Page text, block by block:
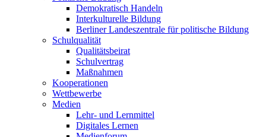
Demokratisch Handeln
Interkulturelle Bildung
Berliner Landeszentrale für politische Bildung
Schulqualität
Qualitätsbeirat
Schulvertrag
Maßnahmen
Kooperationen
Wettbewerbe
Medien
Lehr- und Lernmittel
Digitales Lernen